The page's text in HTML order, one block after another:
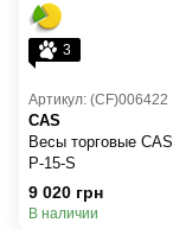
3
Артикул: (CF)006422
CAS
Весы торговые CAS
Р-15-S
9 020 грн
В наличии